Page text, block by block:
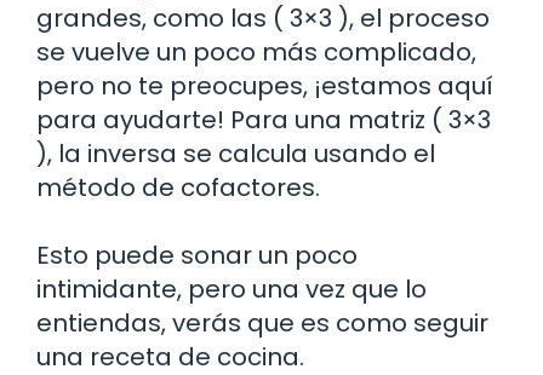
grandes, como las ( 3×3 ), el proceso
se vuelve un poco más complicado,
pero no te preocupes, ¡estamos aquí
para ayudarte! Para una matriz ( 3×3
), la inversa se calcula usando el
método de cofactores.
Esto puede sonar un poco
intimidante, pero una vez que lo
entiendas, verás que es como seguir
una receta de cocina.